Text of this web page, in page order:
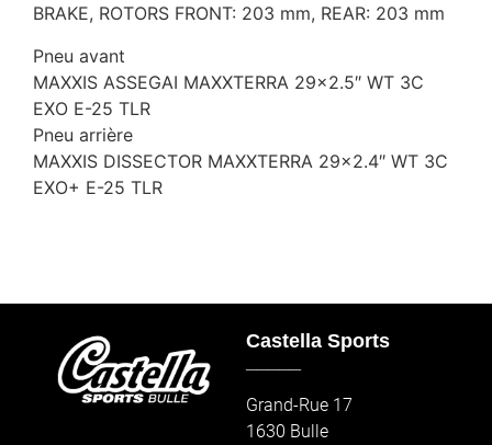
BRAKE, ROTORS FRONT: 203 mm, REAR: 203 mm
Pneu avant
MAXXIS ASSEGAI MAXXTERRA 29×2.5″ WT 3C
EXO E-25 TLR
Pneu arrière
MAXXIS DISSECTOR MAXXTERRA 29×2.4″ WT 3C
EXO+ E-25 TLR
Castella Sports
Grand-Rue 17
1630 Bulle